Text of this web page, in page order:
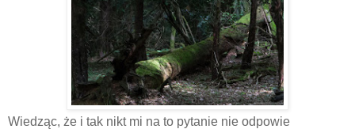
Wiedząc, że i tak nikt mi na to pytanie nie odpowie